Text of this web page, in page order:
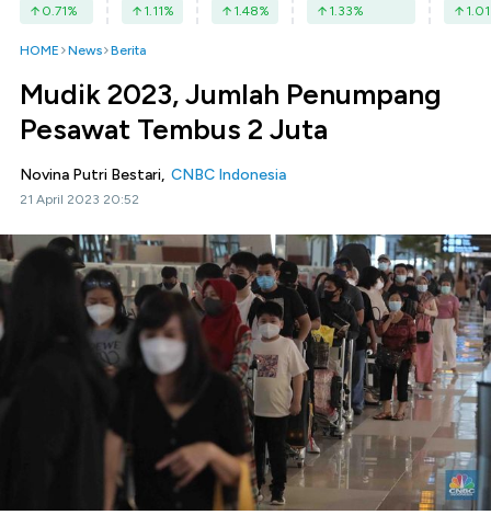
0.71% 1.11% 1.48% 1.33% 1.01
HOME News Berita
Mudik 2023, Jumlah Penumpang
Pesawat Tembus 2 Juta
Novina Putri Bestari, CNBC Indonesia
21 April 2023 20:52